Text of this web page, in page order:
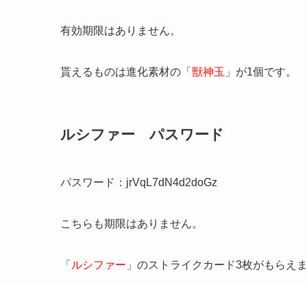
有効期限はありません。
貰えるものは進化素材の「 獣神玉 」が1個です。
ルシファー パスワード
パスワード：jrVqL7dN4d2doGz
こちらも期限はありません。
「 ルシファー 」のストライクカード3枚がもらえ